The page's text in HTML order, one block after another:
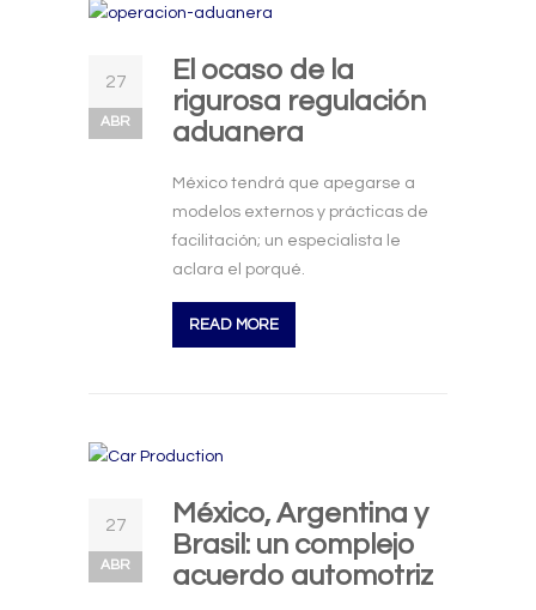
27
ABR
El ocaso de la
rigurosa regulación
aduanera
México tendrá que apegarse a
modelos externos y prácticas de
facilitación; un especialista le
aclara el porqué.
READ MORE
27
ABR
México, Argentina y
Brasil: un complejo
acuerdo automotriz